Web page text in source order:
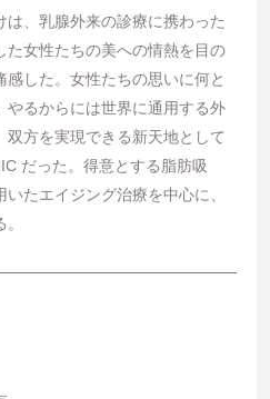
、乳腺外来の診療に携わった
た女性たちの美への情熱を目の
した。女性たちの思いに何と
やるからには世界に通用する外
方を実現できる新天地として
だった。得意とする脂肪吸
たエイジング治療を中心に、